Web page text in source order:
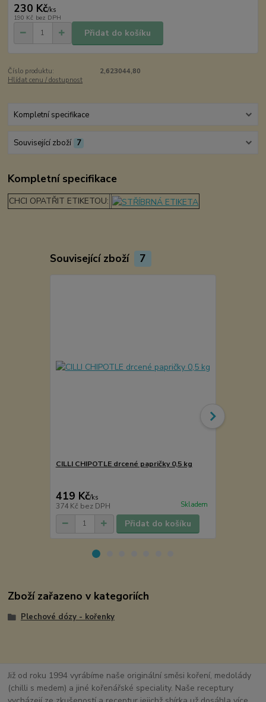
230 Kč/ks
190 Kč bez DPH
Přidat do košíku
Číslo produktu:
2,623044,80
Hlídat cenu / dostupnost
Kompletní specifikace
Související zboží 7
Kompletní specifikace
CHCI OPATŘIT ETIKETOU:
Související zboží 7
CILLI CHIPOTLE drcené papričky 0,5 kg
419 Kč/ks
374 Kč bez DPH Skladem
Přidat do košíku
Zboží zařazeno v kategoriích
Plechové dózy - kořenky
Již od roku 1994 vyrábíme naše originální směsi koření, medolády
(chilli s medem) a jiné kořenářské speciality. Naše receptury